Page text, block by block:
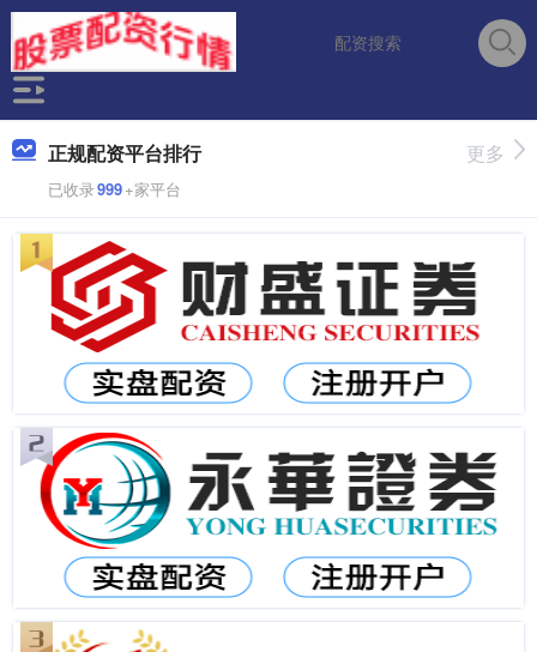
正规配资平台排行
已收录999+家平台
更多